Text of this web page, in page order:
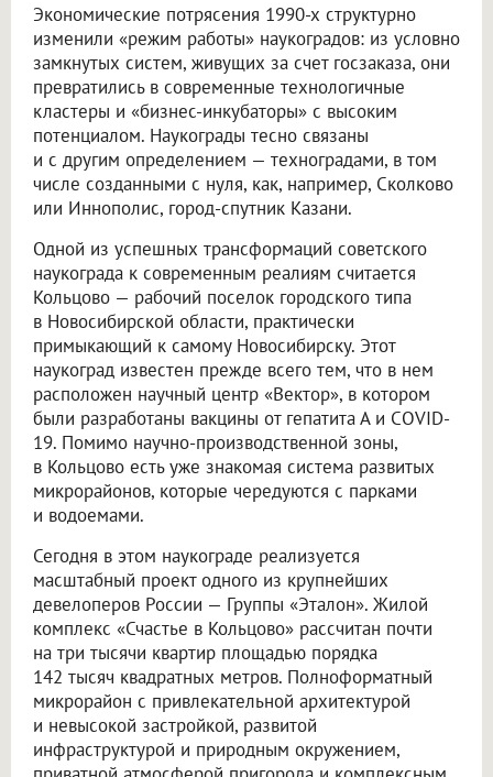
Экономические потрясения 1990-х структурно
изменили «режим работы» наукоградов: из условно
замкнутых систем, живущих за счет госзаказа, они
превратились в современные технологичные
кластеры и «бизнес-инкубаторы» с высоким
потенциалом. Наукограды тесно связаны
и с другим определением — техноградами, в том
числе созданными с нуля, как, например, Сколково
или Иннополис, город-спутник Казани.
Одной из успешных трансформаций советского
наукограда к современным реалиям считается
Кольцово — рабочий поселок городского типа
в Новосибирской области, практически
примыкающий к самому Новосибирску. Этот
наукоград известен прежде всего тем, что в нем
расположен научный центр «Вектор», в котором
были разработаны вакцины от гепатита А и COVID-
19. Помимо научно-производственной зоны,
в Кольцово есть уже знакомая система развитых
микрорайонов, которые чередуются с парками
и водоемами.
Сегодня в этом наукограде реализуется
масштабный проект одного из крупнейших
девелоперов России — Группы «Эталон». Жилой
комплекс «Счастье в Кольцово» рассчитан почти
на три тысячи квартир площадью порядка
142 тысяч квадратных метров. Полноформатный
микрорайон с привлекательной архитектурой
и невысокой застройкой, развитой
инфраструктурой и природным окружением,